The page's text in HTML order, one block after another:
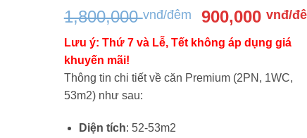
1,800,000vnđ/đêm
Giá
gốc
là:
đêm.
900,000 vnđ/
Lưu ý: Thứ 7 và Lễ, Tết không áp dụng giá
khuyến mãi!
Thông tin chi tiết về căn Premium (2PN, 1WC,
53m2) như sau:
Diện tích: 52-53m2